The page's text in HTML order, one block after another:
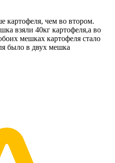
картофеля, чем во втором.
взяли 40кг картофеля,а во
мешках картофеля стало
было в двух мешка